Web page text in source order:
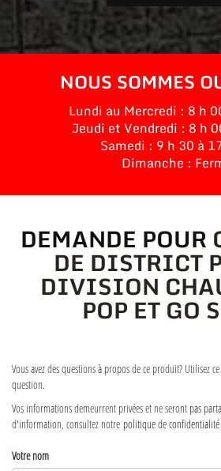
NOUS SOMMES
Lundi au Mercredi : 8 h
Jeudi et Vendredi : 8 h
Samedi : 9 h 30 à
Dimanche :
DEMANDE POUR
DE DISTRICT
DIVISION
POP ET GO
Vous avez des questions à propos de ce produit? Utilisez
question.
Vos informations demeurrent privées et ne seront pas
d'information, consultez notre politique de confidentialité
Votre nom